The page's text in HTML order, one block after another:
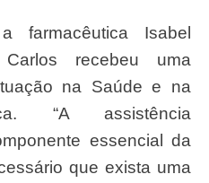
Carlos recebeu uma
na Saúde e na
“A assistência
essencial da
que exista uma